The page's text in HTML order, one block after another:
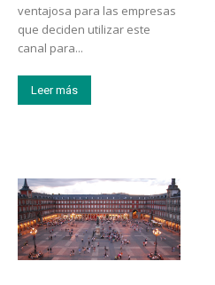
ventajosa para las empresas
que deciden utilizar este
canal para...
Leer más